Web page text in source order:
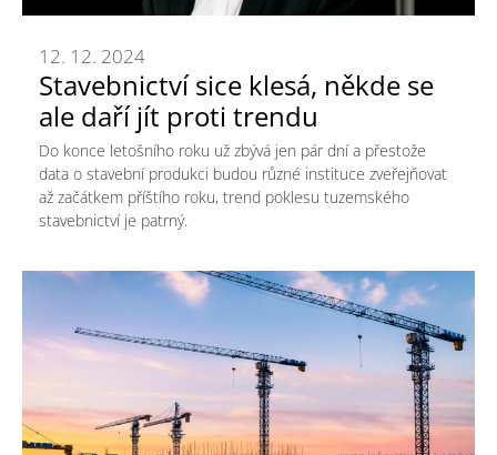
Stavebnictví sice klesá, někde se
ale daří jít proti trendu
12. 12. 2024
Do konce letošního roku už zbývá jen pár dní a přestože
data o stavební produkci budou různé instituce zveřejňovat
až začátkem příštího roku, trend poklesu tuzemského
stavebnictví je patrný.